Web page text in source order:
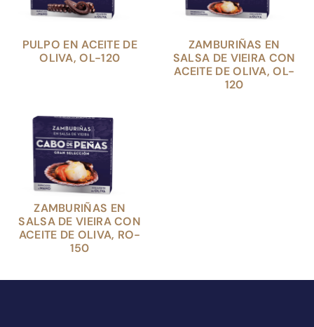
PULPO EN ACEITE DE
OLIVA, OL-120
ZAMBURIÑAS EN
SALSA DE VIEIRA CON
ACEITE DE OLIVA, OL-
120
ZAMBURIÑAS EN
SALSA DE VIEIRA CON
ACEITE DE OLIVA, RO-
150